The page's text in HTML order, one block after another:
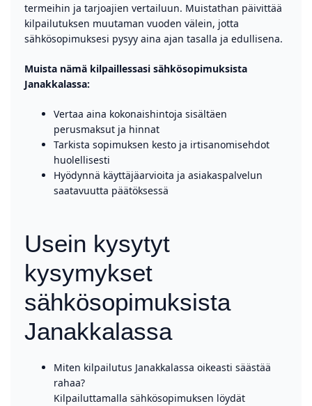
termeihin ja tarjoajien vertailuun. Muistathan päivittää
kilpailutuksen muutaman vuoden välein, jotta
sähkösopimuksesi pysyy aina ajan tasalla ja edullisena.
Muista nämä kilpaillessasi sähkösopimuksista
Janakkalassa:
Vertaa aina kokonaishintoja sisältäen
perusmaksut ja hinnat
Tarkista sopimuksen kesto ja irtisanomisehdot
huolellisesti
Hyödynnä käyttäjäarvioita ja asiakaspalvelun
saatavuutta päätöksessä
Usein kysytyt
kysymykset
sähkösopimuksista
Janakkalassa
Miten kilpailutus Janakkalassa oikeasti säästää
rahaa?
Kilpailuttamalla sähkösopimuksen löydät